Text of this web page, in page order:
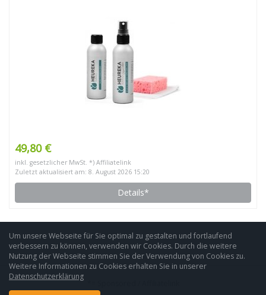
49,80 €
inkl. gesetzlicher MwSt. *) Affiliatelink
Zuletzt aktualisiert am: 8. August 2026 15:20
Details*
Um unsere Webseite für Sie optimal zu gestalten und fortlaufend
verbessern zu können, verwenden wir Cookies. Durch die weitere
Nutzung der Webseite stimmen Sie der Verwendung von Cookies zu.
Weitere Informationen zu Cookies erhalten Sie in unserer
Datenschutzerklärung